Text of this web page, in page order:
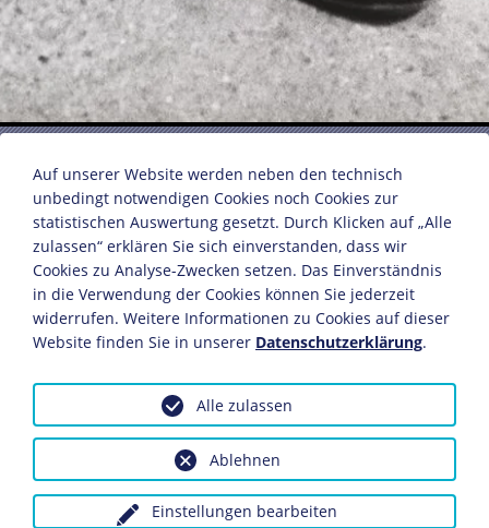
Aus der Reihe "Rentner"
Fotografie: Walter Ballhause
Hannover, 1932
40,8 x 29,9 cm
Bildnachweis: Deutsches Historisches Museum,
Dieses Objekt ist eingebunden in folgende LeMO-
Die Weltwirtschaftskrise
Biografie Walter Ballhause
Auf unserer Website werden neben den technisch
unbedingt notwendigen Cookies noch Cookies zur
statistischen Auswertung gesetzt. Durch Klicken auf „Alle
zulassen“ erklären Sie sich einverstanden, dass wir
Cookies zu Analyse-Zwecken setzen. Das Einverständnis
in die Verwendung der Cookies können Sie jederzeit
widerrufen. Weitere Informationen zu Cookies auf dieser
Website finden Sie in unserer Datenschutzerklärung.
Einstellungen bearbeiten
Ablehnen
Alle zulassen